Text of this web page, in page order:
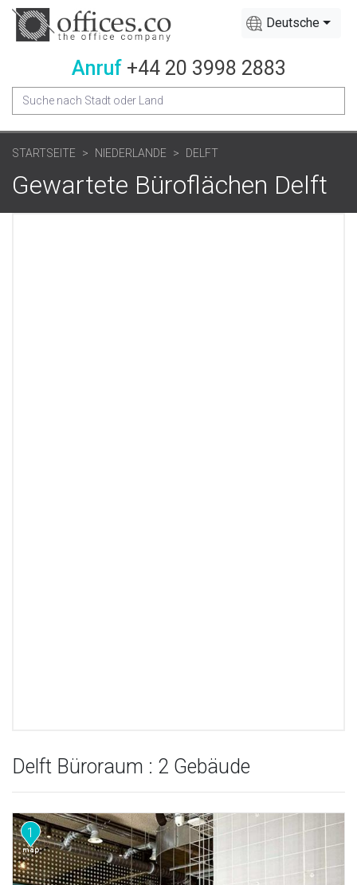
Deutsche
Anruf +44 20 3998 2883
STARTSEITE NIEDERLANDE DELFT
Gewartete Büroflächen Delft
Delft Büroraum : 2 Gebäude
1